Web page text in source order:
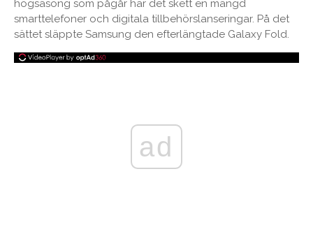
högsäsong som pågår har det skett en mängd
smarttelefoner och digitala tillbehörslanseringar. På det
sättet släppte Samsung den efterlängtade Galaxy Fold.
ad